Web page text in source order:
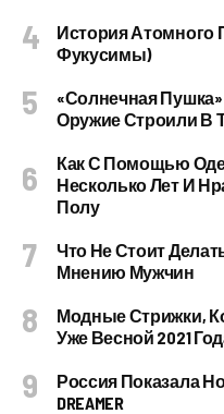
История Атомного
Фукусимы)
«Солнечная
Оружие Строили В
Как С Помощью
Несколько Лет И
Полу
Что Не Стоит
Мнению Мужчин
Модные Стрижки,
Уже Весной 2021
Россия Показала
DREAMER